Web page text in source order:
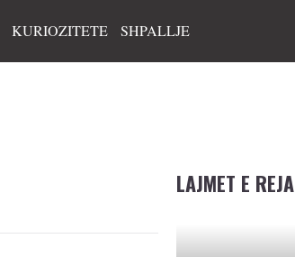
KURIOZITETE SHPALLJE
LAJMET E REJA